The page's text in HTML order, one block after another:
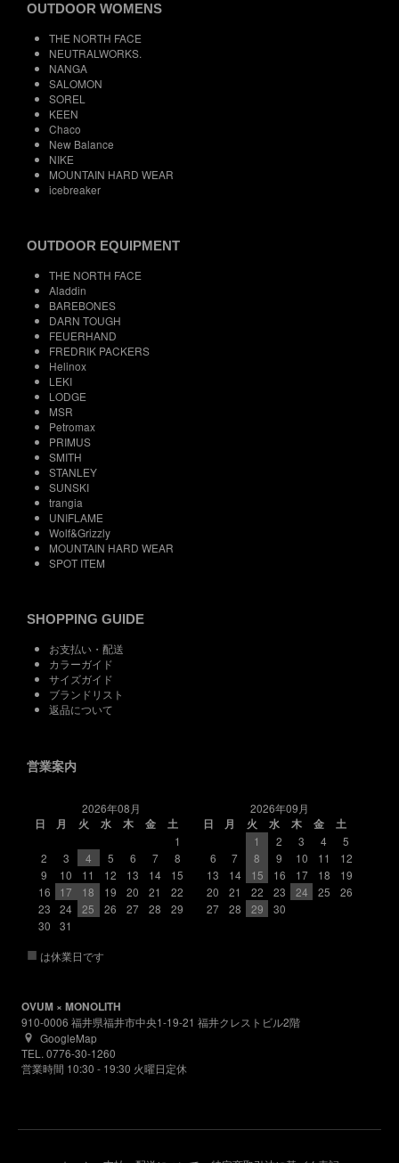
OUTDOOR WOMENS
THE NORTH FACE
NEUTRALWORKS.
NANGA
SALOMON
SOREL
KEEN
Chaco
New Balance
NIKE
MOUNTAIN HARD WEAR
icebreaker
OUTDOOR EQUIPMENT
THE NORTH FACE
Aladdin
BAREBONES
DARN TOUGH
FEUERHAND
FREDRIK PACKERS
Helinox
LEKI
LODGE
MSR
Petromax
PRIMUS
SMITH
STANLEY
SUNSKI
trangia
UNIFLAME
Wolf&Grizzly
MOUNTAIN HARD WEAR
SPOT ITEM
SHOPPING GUIDE
お支払い・配送
カラーガイド
サイズガイド
ブランドリスト
返品について
営業案内
2026年08月
日
月 火 水 木 金
土
1
2
3 4 5 6 7
8
9
10 11 12 13 14
15
16
17 18 19 20 21
22
23
24 25 26 27 28
29
30
31
2026年09月
日
月 火 水 木 金
土
1
2 3 4
5
6
7 8 9 10 11
12
13
14 15 16 17 18
19
20
21 22 23 24 25
26
27
28 29 30
■ は休業日です
OVUM × MONOLITH
910-0006 福井県福井市中央1-19-21 福井クレストビル2階
GoogleMap
TEL. 0776-30-1260
営業時間 10:30 - 19:30 火曜日定休